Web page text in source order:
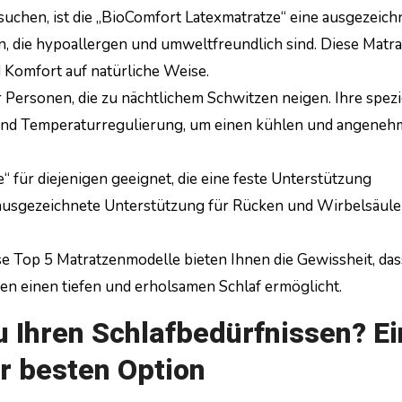
ist die „BioComfort Latexmatratze“ eine
die hypoallergen und umweltfreundlich sind. Diese
auf natürliche Weise.
die zu nächtlichem Schwitzen neigen. Ihre
Temperaturregulierung, um einen kühlen und
für diejenigen geeignet, die eine feste Unterstützung
Unterstützung für Rücken und
Top 5 Matratzenmodelle bieten Ihnen die Gewissheit,
einen tiefen und erholsamen Schlaf ermöglicht.
Schlafbedürfnissen?
besten Option